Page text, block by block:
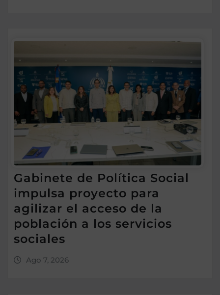
Gabinete de Política Social
impulsa proyecto para
agilizar el acceso de la
población a los servicios
sociales
Ago 7, 2026